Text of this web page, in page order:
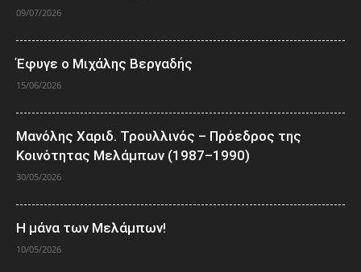
09/07/2026
Έφυγε ο Μιχάλης Βεργαδής
15/06/2026
Μανόλης Χαριδ. Τρουλλινός – Πρόεδρος της
Κοινότητας Μελάμπων (1987–1990)
30/05/2026
Η μάνα των Μελάμπων!
10/05/2026